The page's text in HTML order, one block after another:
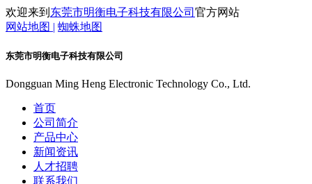
欢迎来到 东莞市明衡电子科技有限公司 官方网站
网站地图 | 蜘蛛地图
东莞市明衡电子科技有限公司
Dongguan Ming Heng Electronic Technology Co., Ltd.
首页
公司简介
产品中心
新闻资讯
人才招聘
联系我们